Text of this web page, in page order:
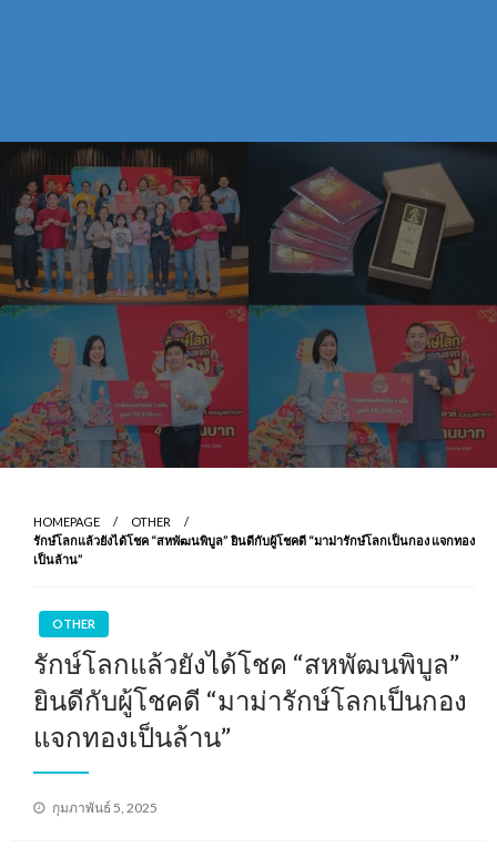
HOMEPAGE
OTHER
รักษ์โลกแล้วยังได้โชค “สหพัฒนพิบูล” ยินดีกับผู้โชคดี “มาม่ารักษ์โลกเป็นกอง แจกทอง
เป็นล้าน”
OTHER
รักษ์โลกแล้วยังได้โชค “สหพัฒนพิบูล”
ยินดีกับผู้โชคดี “มาม่ารักษ์โลกเป็นกอง
แจกทองเป็นล้าน”
Posted
กุมภาพันธ์ 5, 2025